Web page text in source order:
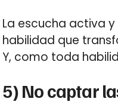
La escucha activa
habilidad que
Y, como toda
5) No captar